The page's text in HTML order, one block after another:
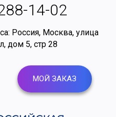
14-02
Россия, Москва, улица
дом 5, стр 28
МОЙ ЗАКАЗ